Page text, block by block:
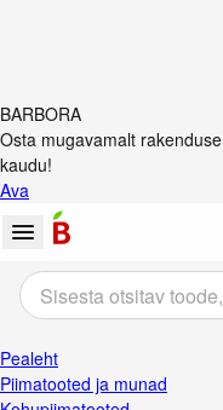
BARBORA
Osta mugavamalt rakenduse
kaudu!
Ava
Pealeht
Piimatooted ja munad